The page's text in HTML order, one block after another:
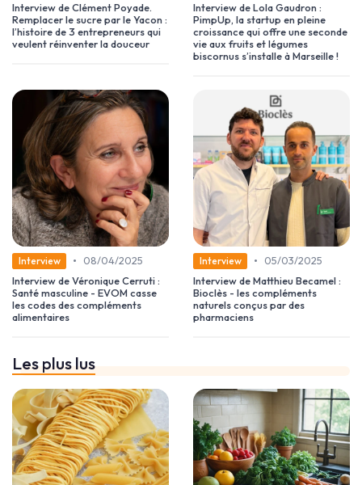
Interview de Clément Poyade.
Remplacer le sucre par le Yacon :
l’histoire de 3 entrepreneurs qui
veulent réinventer la douceur
Interview de Lola Gaudron :
PimpUp, la startup en pleine
croissance qui offre une seconde
vie aux fruits et légumes
biscornus s’installe à Marseille !
Interview •
08/04/2025
Interview de Véronique Cerruti :
Santé masculine - EVOM casse
les codes des compléments
alimentaires
Interview •
05/03/2025
Interview de Matthieu Becamel :
Bioclès - les compléments
naturels conçus par des
pharmaciens
Les plus lus